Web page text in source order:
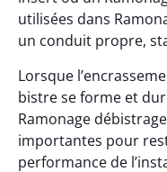
utilisées dans
un conduit propre,
Lorsque
bistre se forme et
Ramonage
importantes pour
performance de